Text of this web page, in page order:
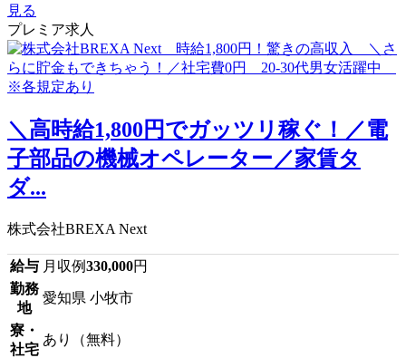
見る
プレミア求人
＼高時給1,800円でガッツリ稼ぐ！／電
子部品の機械オペレーター／家賃タ
ダ...
株式会社BREXA Next
給与 月収例330,000円
勤務
地
愛知県 小牧市
寮・
社宅
あり（無料）